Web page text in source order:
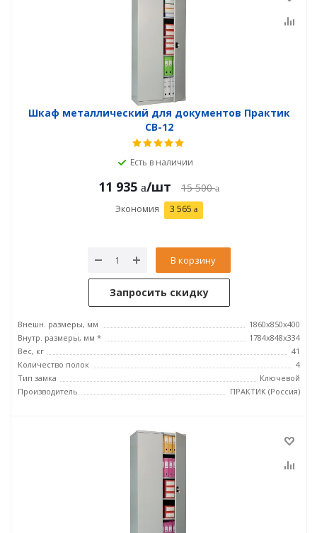
Шкаф металлический для документов Практик
СВ-12
Есть в наличии
11 935 /шт 15 500
Экономия 3 565
В корзину
Запросить скидку
Внешн. размеры, мм
1860x850x400
Внутр. размеры, мм *
1784x848x334
Вес, кг
41
Количество полок
4
Тип замка
Ключевой
Производитель
ПРАКТИК (Россия)